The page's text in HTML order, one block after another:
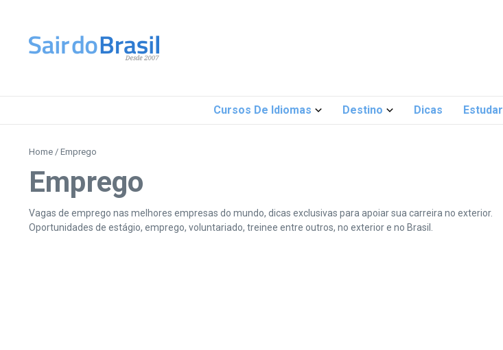
Cursos De Idiomas Destino Dicas Estudar
Home / Emprego
Emprego
Vagas de emprego nas melhores empresas do mundo, dicas exclusivas para apoiar sua carreira no exterior.
Oportunidades de estágio, emprego, voluntariado, treinee entre outros, no exterior e no Brasil.